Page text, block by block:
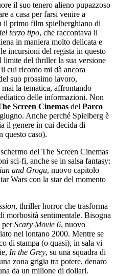
il suo tenero alieno pupazzoso
a casa per farsi venire a
il primo film spielberghiano di
terzo tipo, che raccontava il
in maniera molto delicata e
incursioni del regista in questo
limite del thriller la sua versione
cui ricordo mi dà ancora
suo prossimo lavoro,
la tematica, affrontando
delle informazioni. Non
Screen Cinemas del Parco
Anche perché Spielberg è
il genere in cui decida di
questo caso).
del The Screen Cinemas
sci-fi, anche se in salsa fantasy:
and Grogu, nuovo capitolo
Wars con la star del momento
, thriller horror che trasforma
morbosità sentimentale. Bisogna
perScary Movie 6, nuovo
nel lontano 2000. Mentre se
di stampa (o quasi), in sala vi
In the Grey, su una squadra di
zona grigia tra potere, denaro
da un milione di dollari.